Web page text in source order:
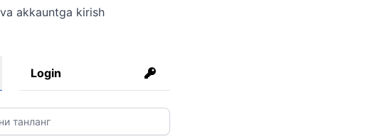
akkauntga kirish
Login
танланг